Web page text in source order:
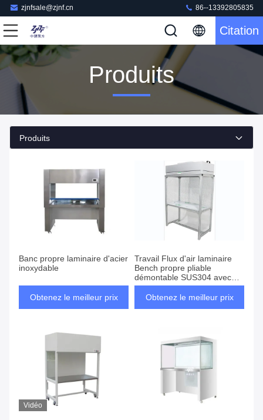
zjnfsale@zjnf.cn 86--13392805835
Citation
Produits
Produits
Banc propre laminaire d'acier
inoxydable
Obtenez le meilleur prix
Travail Flux d'air laminaire
Bench propre pliable
démontable SUS304 avec
filtre à air FFU HEPA
Obtenez le meilleur prix
Vidéo